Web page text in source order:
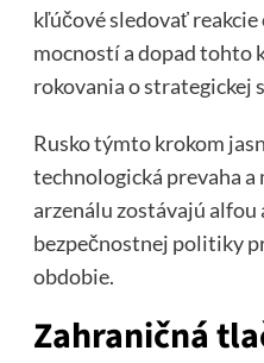
kľúčové sledovať
mocností a dopad tohto
rokovania o strategickej
Rusko týmto krokom
technologická prevaha
arzenálu zostávajú alfou
bezpečnostnej politiky
obdobie.
Zahraničná